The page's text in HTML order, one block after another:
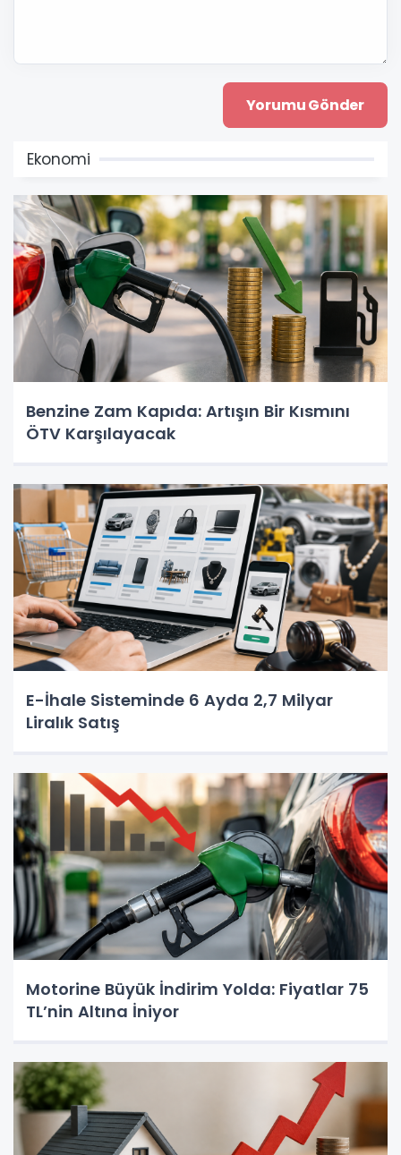
Ekonomi
Benzine Zam Kapıda: Artışın Bir Kısmını
ÖTV Karşılayacak
E-İhale Sisteminde 6 Ayda 2,7 Milyar
Liralık Satış
Motorine Büyük İndirim Yolda: Fiyatlar 75
TL’nin Altına İniyor